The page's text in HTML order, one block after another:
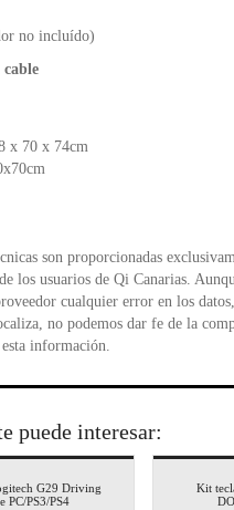
no incluído)
x 70 x 74cm
son proporcionadas
los usuarios de Qi Canarias.
cualquier error en los
no podemos dar fe de la
información.
puede interesar:
G29 Driving
PC/PS3/PS4
Kit